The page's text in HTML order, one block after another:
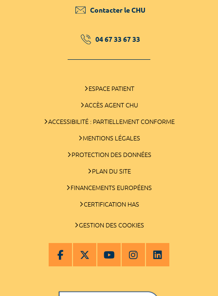
Contacter le CHU
04 67 33 67 33
ESPACE PATIENT
ACCÈS AGENT CHU
ACCESSIBILITÉ : PARTIELLEMENT CONFORME
MENTIONS LÉGALES
PROTECTION DES DONNÉES
PLAN DU SITE
FINANCEMENTS EUROPÉENS
CERTIFICATION HAS
GESTION DES COOKIES